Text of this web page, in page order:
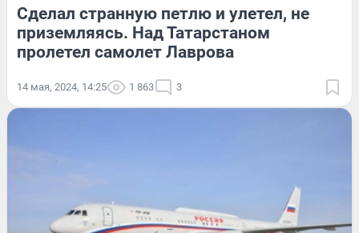
Сделал странную петлю и улетел, не
приземляясь. Над Татарстаном
пролетел самолет Лаврова
14 мая, 2024, 14:25 1 863 3